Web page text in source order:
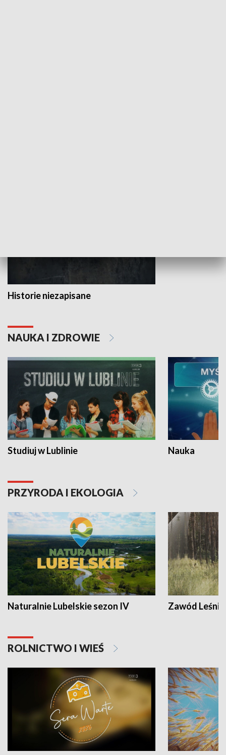
Historie niezapisane
NAUKA I ZDROWIE
Studiuj w Lublinie Nauka
PRZYRODA I EKOLOGIA
Naturalnie Lubelskie sezon IV Zawód Leśnik
ROLNICTWO I WIEŚ